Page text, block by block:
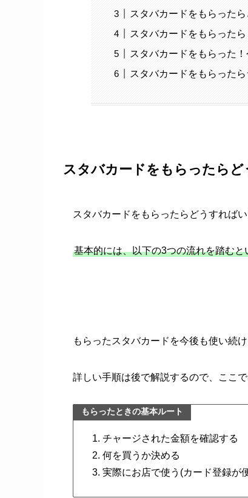
スタバカードをもらった
スタバカードをもらった
スタバカードをもらった
スタバカードをもらった
スタバカードをもらったら
スタバカードをもらったらどうすればい
基本的には、以下の3つの流れを踏むと
もらったスタバカードを今後も使い続
詳しい手順は後で解説するので、ここ
もらったときの基本ルート
チャージされた金額を確認する
何を買うか決める
実際にお店で使う(カード登録が